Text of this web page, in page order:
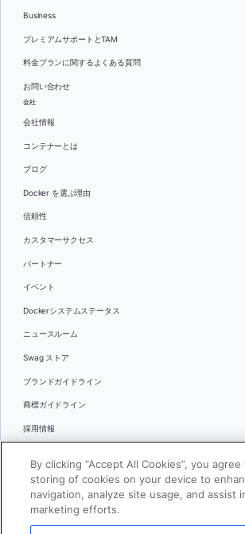
Business
プレミアムサポートとTAM
料金プランに関するよくある質問
お問い合わせ
会社
会社情報
コンテナーとは
ブログ
Docker を選ぶ理由
信頼性
カスタマーサクセス
パートナー
イベント
Dockerシステムステータス
ニュースルーム
Swag ストア
ブランドガイドライン
商標ガイドライン
採用情報
言語
日本語
By clicking “Accept All Cookies”, you
storing of cookies on your device to
navigation, analyze site usage, and assist
marketing efforts.